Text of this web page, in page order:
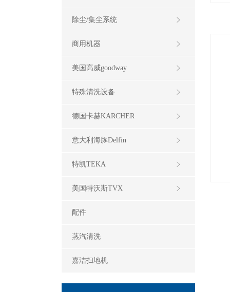
除尘/集尘系统
商用机器
美国高威goodway
特殊清洗设备
德国卡赫KARCHER
意大利海豚Delfin
特凯TEKA
美国特沃斯TVX
配件
蒸汽清洗
嘉洁扫地机